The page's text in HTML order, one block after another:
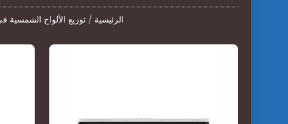
الرئيسية / توزيع الألواح